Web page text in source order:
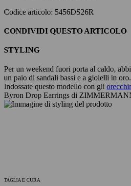
Codice articolo: 5456DS26R
CONDIVIDI QUESTO ARTICOLO
STYLING
Per un weekend fuori porta al caldo,
un paio di sandali bassi e a gioielli in oro.
Indossate questo modello con gli
Byron Drop Earrings di
TAGLIA E CURA